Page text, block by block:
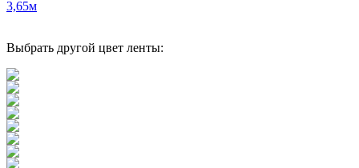
3,65м
Выбрать другой цвет ленты: